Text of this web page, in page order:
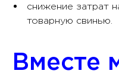
снижение затрат
товарную свинью.
Вместе